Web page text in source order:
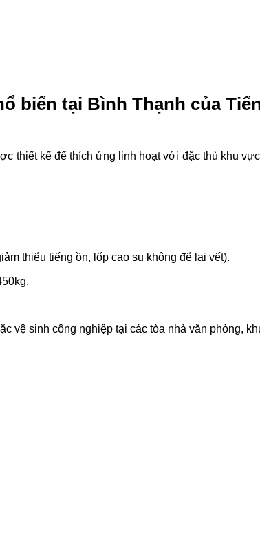
biến tại Bình Thạnh của
thiết kế để thích ứng linh hoạt với đặc thù khu
thiểu tiếng ồn, lốp cao su không để lại vết).
vệ sinh công nghiệp tại các tòa nhà văn phòng,